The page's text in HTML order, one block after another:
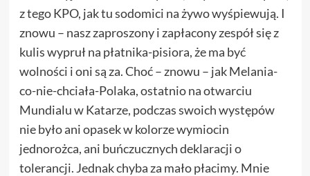
z tego KPO, jak tu sodomici na żywo wyśpiewują. I
znowu – nasz zaproszony i zapłacony zespół się z
kulis wypruł na płatnika-pisiora, że ma być
wolności i oni są za. Choć – znowu – jak Melania-
co-nie-chciała-Polaka, ostatnio na otwarciu
Mundialu w Katarze, podczas swoich występów
nie było ani opasek w kolorze wymiocin
jednorożca, ani buńczucznych deklaracji o
tolerancji. Jednak chyba za mało płacimy. Mnie